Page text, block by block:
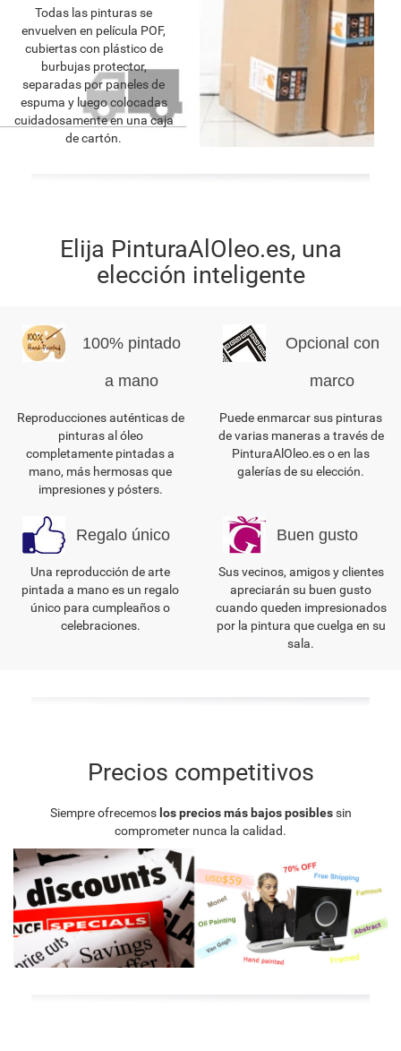
Todas las pinturas se
envuelven en película POF,
cubiertas con plástico de
burbujas protector,
separadas por paneles de
espuma y luego colocadas
cuidadosamente en una caja
de cartón.
Elija PinturaAlOleo.es, una
elección inteligente
100% pintado
a mano
Reproducciones auténticas de
pinturas al óleo
completamente pintadas a
mano, más hermosas que
impresiones y pósters.
Opcional con
marco
Puede enmarcar sus pinturas
de varias maneras a través de
PinturaAlOleo.es o en las
galerías de su elección.
Regalo único
Una reproducción de arte
pintada a mano es un regalo
único para cumpleaños o
celebraciones.
Buen gusto
Sus vecinos, amigos y clientes
apreciarán su buen gusto
cuando queden impresionados
por la pintura que cuelga en su
sala.
Precios competitivos
Siempre ofrecemoslos precios más bajos posiblessin
comprometer nunca la calidad.